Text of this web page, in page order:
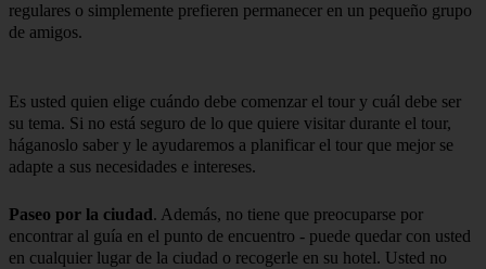
regulares o simplemente prefieren permanecer en un pequeño grupo
de amigos.
Es usted quien elige cuándo debe comenzar el tour y cuál debe ser
su tema. Si no está seguro de lo que quiere visitar durante el tour,
háganoslo saber y le ayudaremos a planificar el tour que mejor se
adapte a sus necesidades e intereses.
Paseo por la ciudad. Además, no tiene que preocuparse por
encontrar al guía en el punto de encuentro - puede quedar con usted
en cualquier lugar de la ciudad o recogerle en su hotel. Usted no